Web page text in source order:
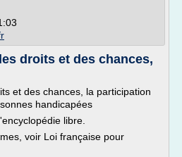
droits et des chances,
et des chances, la participation
handicapées
libre.
voir Loi française pour